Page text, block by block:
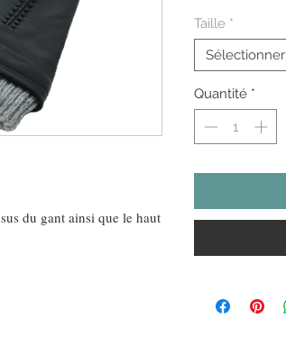
du gant ainsi que le haut
Taille *
Sélectionner
Quantité *